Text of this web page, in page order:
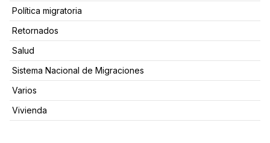
Política migratoria
Retornados
Salud
Sistema Nacional de Migraciones
Varios
Vivienda